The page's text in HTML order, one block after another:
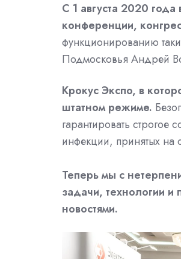
С 1 августа 2020
конференции,
функционированию
Подмосковья Андрей
Крокус Экспо, в
штатном режиме.
гарантировать
инфекции, принятых на
Теперь мы с
задачи, технологии
новостями.